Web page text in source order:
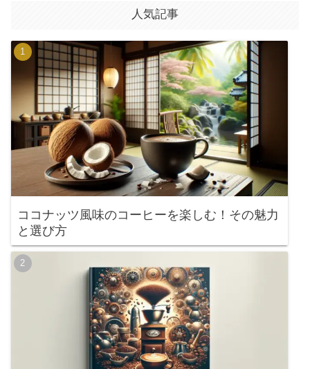
人気記事
ココナッツ風味のコーヒーを楽しむ！その魅力
と選び方